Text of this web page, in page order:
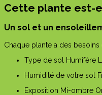
Cette plante est-
Un sol et un
Chaque plante a des
Type de sol Humifère
Humidité de votre sol
Exposition Mi-ombre